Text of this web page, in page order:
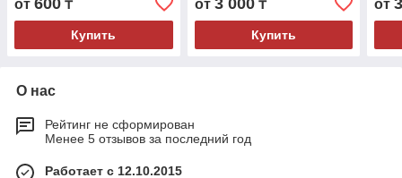
от 600 ₸
Купить
от 3 000₸
Купить
от
О нас
Рейтинг не сформирован
Менее 5 отзывов за последний год
Работает с 12.10.2015